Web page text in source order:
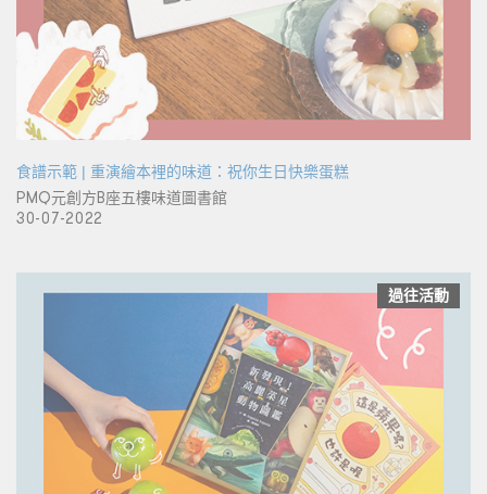
食譜示範 | 重演繪本裡的味道：祝你生日快樂蛋糕
PMQ元創方B座五樓味道圖書館
30-07-2022
過往活動